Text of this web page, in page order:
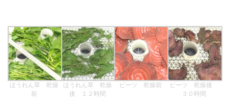
ほうれん草 乾燥
前
ほうれん草 乾燥
後 １２時間
ビーツ 乾燥前
ビーツ 乾燥後
３０時間